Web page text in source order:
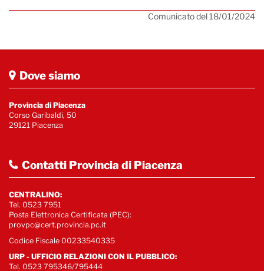
Comunicato del 18/01/2024
Dove siamo
Provincia di Piacenza
Corso Garibaldi, 50
29121 Piacenza
Contatti Provincia di Piacenza
CENTRALINO:
Tel. 0523 7951
Posta Elettronica Certificata (PEC):
provpc@cert.provincia.pc.it
Codice Fiscale 00233540335
URP - UFFICIO RELAZIONI CON IL PUBBLICO:
Tel. 0523 795346/795444